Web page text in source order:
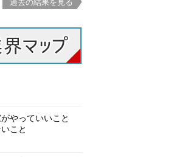
過去の結果を見る
やっていいこと
こと